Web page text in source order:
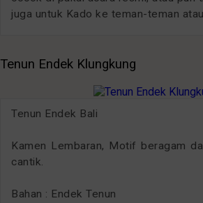
juga untuk Kado ke teman-teman
Tenun Endek Klungkung
Tenun Endek Bali
Kamen Lembaran, Motif beragam
cantik.
Bahan : Endek Tenun